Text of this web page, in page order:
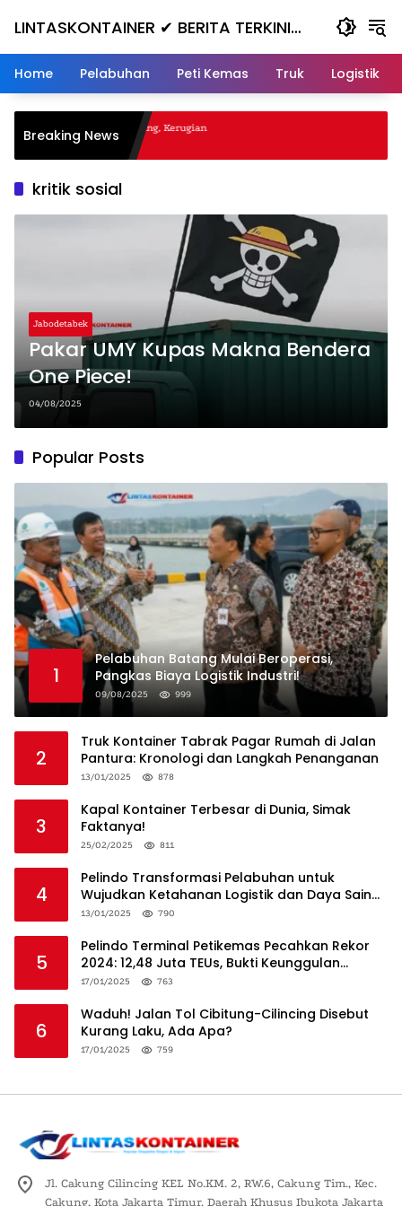
LINTASKONTAINER ✔ BERITA TERKINI
KONTAINER TERBARU HARI INI
Home Pelabuhan Peti Kemas Truk Logistik
Breaking News
Nanjak, Masuk ke Jurang, Kerugian
kritik sosial
Jabodetabek
Pakar UMY Kupas Makna Bendera
One Piece!
04/08/2025
Popular Posts
1
Pelabuhan Batang Mulai Beroperasi,
Pangkas Biaya Logistik Industri!
09/08/2025 999
2
Truk Kontainer Tabrak Pagar Rumah di Jalan
Pantura: Kronologi dan Langkah Penanganan
13/01/2025 878
3
Kapal Kontainer Terbesar di Dunia, Simak
Faktanya!
25/02/2025 811
4
Pelindo Transformasi Pelabuhan untuk
Wujudkan Ketahanan Logistik dan Daya Saing
Global
13/01/2025 790
5
Pelindo Terminal Petikemas Pecahkan Rekor
2024: 12,48 Juta TEUs, Bukti Keunggulan
Logistik Nasional
17/01/2025 763
6
Waduh! Jalan Tol Cibitung-Cilincing Disebut
Kurang Laku, Ada Apa?
17/01/2025 759
Jl. Cakung Cilincing KEL No.KM. 2, RW.6, Cakung Tim., Kec.
Cakung, Kota Jakarta Timur, Daerah Khusus Ibukota Jakarta